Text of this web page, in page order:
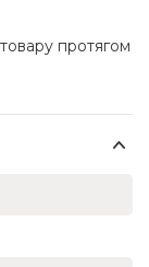
протягом